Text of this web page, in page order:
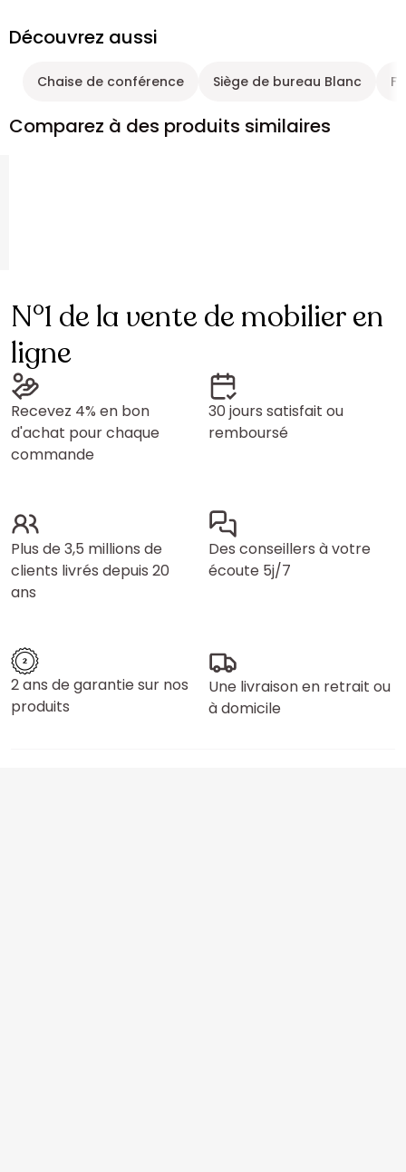
Découvrez aussi
Chaise de conférence Siège de bureau Blanc
Comparez à des produits similaires
N°1 de la vente de mobilier en
ligne
Recevez 4% en bon
d'achat pour chaque
commande
30 jours satisfait ou
remboursé
Plus de 3,5 millions de
clients livrés depuis 20
ans
Des conseillers à votre
écoute 5j/7
2 ans de garantie sur nos
produits
Une livraison en retrait ou
à domicile